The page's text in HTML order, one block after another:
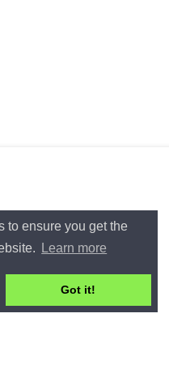
to ensure you get the
Learn more
Got it!